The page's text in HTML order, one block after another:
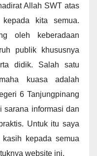
Allah SWT atas
kita semua.
oleh keberadaan
publik khususnya
didik. Salah satu
kuasa adalah
6 Tanjungpinang
sarana informasi dan
Untuk itu saya
kepada semua
website ini.